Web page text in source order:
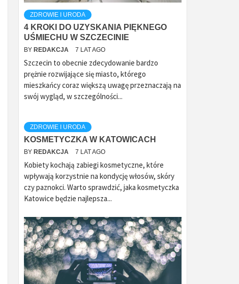
ZDROWIE I URODA
4 KROKI DO UZYSKANIA PIĘKNEGO
UŚMIECHU W SZCZECINIE
BY REDAKCJA 7 LAT AGO
Szczecin to obecnie zdecydowanie bardzo
prężnie rozwijające się miasto, którego
mieszkańcy coraz większą uwagę przeznaczają na
swój wygląd, w szczególności...
ZDROWIE I URODA
KOSMETYCZKA W KATOWICACH
BY REDAKCJA 7 LAT AGO
Kobiety kochają zabiegi kosmetyczne, które
wpływają korzystnie na kondycję włosów, skóry
czy paznokci. Warto sprawdzić, jaka kosmetyczka
Katowice będzie najlepsza...